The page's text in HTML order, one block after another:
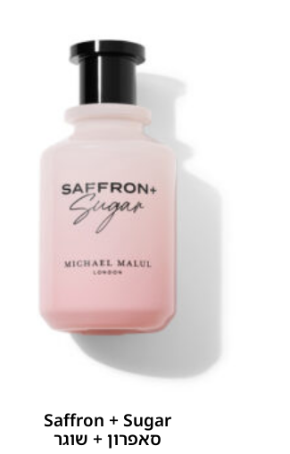
Saffron + Sugar
סאפרון + שוגר